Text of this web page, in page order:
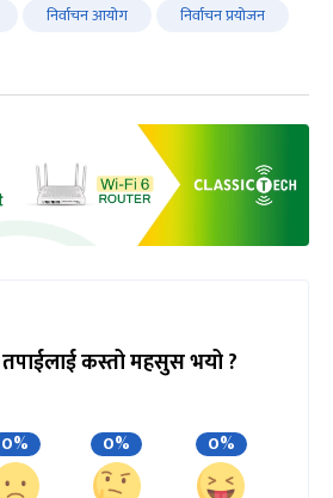
निर्वाचन आयोग
निर्वाचन प्रयोजन
कस्तो महसुस भयो ?
0% 0% 0%